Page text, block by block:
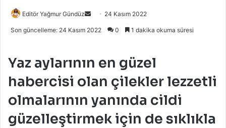
Editör Yağmur Gündüz
Bir
24 Kasım 2022
Son güncelleme: 24 Kasım 2022 0 1 dakika okuma süresi
Yaz aylarının en güzel
habercisi olan çilekler lezzetli
olmalarının yanında cildi
güzelleştirmek için de sıklıkla